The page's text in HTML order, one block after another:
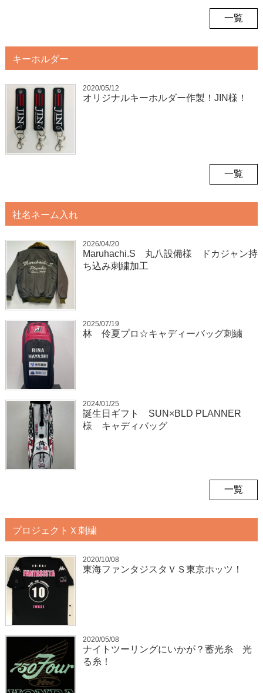
一覧
キーホルダー
2020/05/12
オリジナルキーホルダー作製！JIN様！
一覧
社名ネーム入れ
2026/04/20
Maruhachi.S 丸八設備様 ドカジャン持
ち込み刺繍加工
2025/07/19
林 伶夏プロ☆キャディーバッグ刺繍
2024/01/25
誕生日ギフト SUN×BLD PLANNER
様 キャディバッグ
一覧
プロジェクトＸ刺繍
2020/10/08
東海ファンタジスタＶＳ東京ホッツ！
2020/05/08
ナイトツーリングにいかが？蓄光糸 光
る糸！